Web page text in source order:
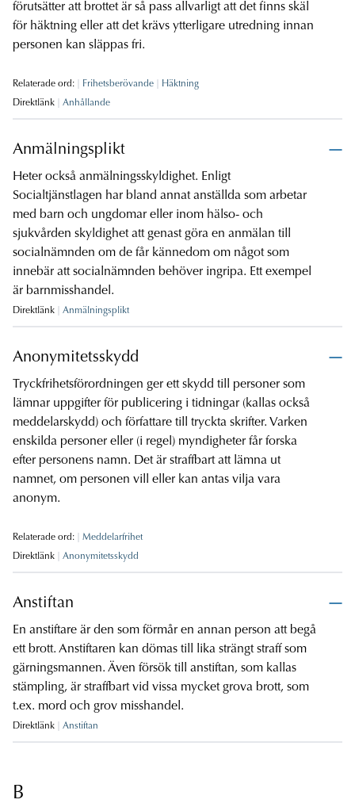
förutsätter att brottet är så pass allvarligt att det finns skäl
för häktning eller att det krävs ytterligare utredning innan
personen kan släppas fri.
Relaterade ord: Frihetsberövande
Häktning
Direktlänk
Anhållande
Anmälningsplikt
Heter också anmälningsskyldighet. Enligt
Socialtjänstlagen har bland annat anställda som arbetar
med barn och ungdomar eller inom hälso- och
sjukvården skyldighet att genast göra en anmälan till
socialnämnden om de får kännedom om något som
innebär att socialnämnden behöver ingripa. Ett exempel
är barnmisshandel.
Direktlänk Anmälningsplikt
Anonymitetsskydd
Tryckfrihetsförordningen ger ett skydd till personer som
lämnar uppgifter för publicering i tidningar (kallas också
meddelarskydd) och författare till tryckta skrifter. Varken
enskilda personer eller (i regel) myndigheter får forska
efter personens namn. Det är straffbart att lämna ut
namnet, om personen vill eller kan antas vilja vara
anonym.
Relaterade ord:
Meddelarfrihet
Direktlänk
Anonymitetsskydd
Anstiftan
En anstiftare är den som förmår en annan person att begå
ett brott. Anstiftaren kan dömas till lika strängt straff som
gärningsmannen. Även försök till anstiftan, som kallas
stämpling, är straffbart vid vissa mycket grova brott, som
t.ex. mord och grov misshandel.
Direktlänk Anstiftan
B